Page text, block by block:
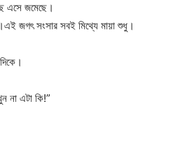
এসে জমেছে।
জগৎ সংসার সবই মিথ্যে মায়া শুধু।
না এটা কি!”